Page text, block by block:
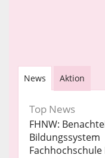
News Aktion
Top News
FHNW:
Bildungssystem